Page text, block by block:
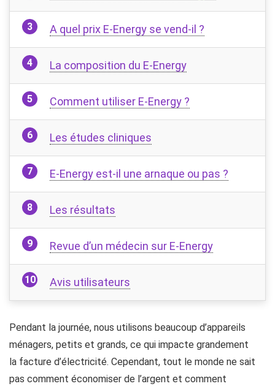
A quel prix E-Energy se vend-il ?
La composition du E-Energy
Comment utiliser E-Energy ?
Les études cliniques
E-Energy est-il une arnaque ou pas ?
Les résultats
Revue d’un médecin sur E-Energy
Avis utilisateurs
Pendant la journée, nous utilisons beaucoup d’appareils
ménagers, petits et grands, ce qui impacte grandement
la facture d’électricité. Cependant, tout le monde ne sait
pas comment économiser de l’argent et comment